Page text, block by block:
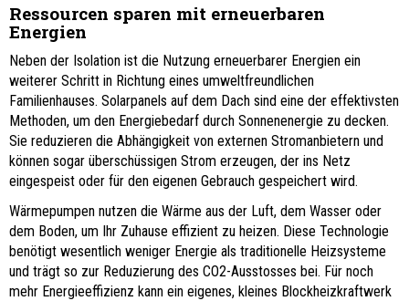
Ressourcen sparen mit erneuerbaren
Energien
Neben der Isolation ist die Nutzung erneuerbarer Energien ein
weiterer Schritt in Richtung eines umweltfreundlichen
Familienhauses. Solarpanels auf dem Dach sind eine der effektivsten
Methoden, um den Energiebedarf durch Sonnenenergie zu decken.
Sie reduzieren die Abhängigkeit von externen Stromanbietern und
können sogar überschüssigen Strom erzeugen, der ins Netz
eingespeist oder für den eigenen Gebrauch gespeichert wird.
Wärmepumpen nutzen die Wärme aus der Luft, dem Wasser oder
dem Boden, um Ihr Zuhause effizient zu heizen. Diese Technologie
benötigt wesentlich weniger Energie als traditionelle Heizsysteme
und trägt so zur Reduzierung des CO2-Ausstosses bei. Für noch
mehr Energieeffizienz kann ein eigenes, kleines Blockheizkraftwerk